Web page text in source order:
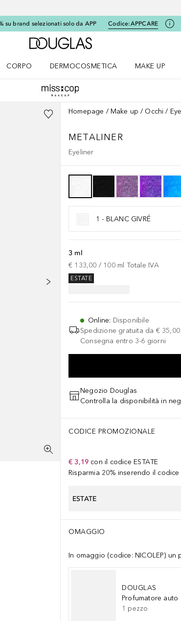
su brand selezionati solo da APP Codice:APPCARE
A Douglas Home
CORPO
DERMOCOSMETICA
MAKE UP
Homepage Make up Occhi
METALINER
Eyeliner
1 - BLANC GIVRÉ
3 ml
€ 133,00 / 100 ml Totale IVA
ESTATE
Online: Disponibile
Spedizione gratuita da € 35,00
Consegna entro 3-6 giorni
Negozio Douglas
Controlla la disponibilità in
CODICE PROMOZIONALE
€ 3,19 con il codice ESTATE
Risparmia 20% inserendo il
ESTATE
OMAGGIO
In omaggio (codice: NICOLEP)
DOUGLAS
Profumatore auto
1 pezzo